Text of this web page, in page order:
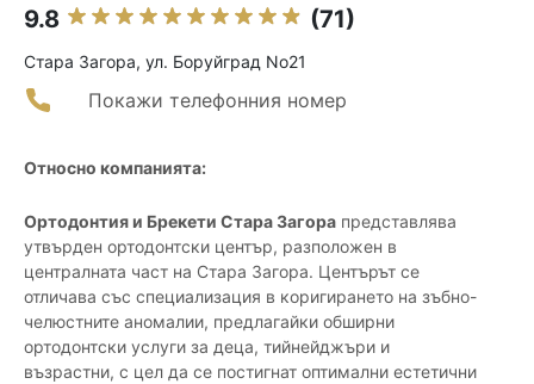
9.8 (71)
Стара Загора, ул. Боруйград No21
Покажи телефонния номер
Относно компанията:
Ортодонтия и Брекети Стара Загора представлява
утвърден ортодонтски център, разположен в
централната част на Стара Загора. Центърът се
отличава със специализация в коригирането на зъбно-
челюстните аномалии, предлагайки обширни
ортодонтски услуги за деца, тийнейджъри и
възрастни, с цел да се постигнат оптимални естетични